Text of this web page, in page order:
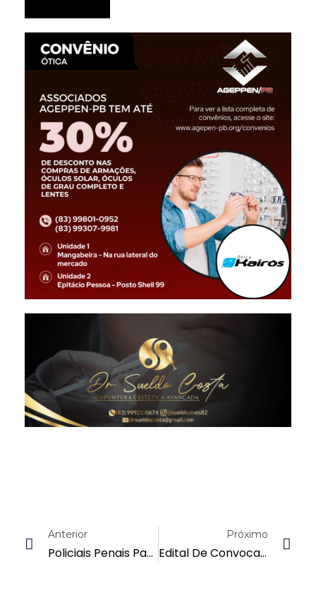
Anterior
Policiais Penais Participam De Evento Sobre Educação E Trabalho No Sistema Prisional Na Universidade Federal Da Paraíba
Próximo
Edital De Convocação – Assembleia Geral Extraordinária